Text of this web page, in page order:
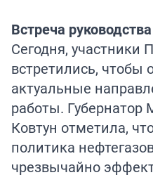
Встреча руководства
Сегодня, участники
встретились, чтобы
актуальные
работы. Губернатор
Ковтун отметила,
политика
чрезвычайно